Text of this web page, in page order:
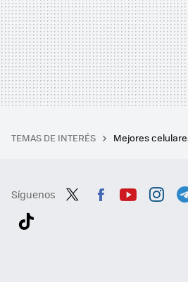
TEMAS DE INTERÉS Mejores
Síguenos